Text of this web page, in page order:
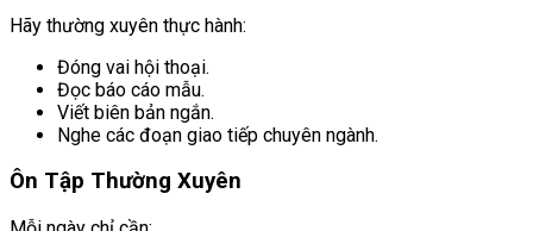
Hãy thường xuyên thực hành:
Đóng vai hội thoại.
Đọc báo cáo mẫu.
Viết biên bản ngắn.
Nghe các đoạn giao tiếp chuyên ngành.
Ôn Tập Thường Xuyên